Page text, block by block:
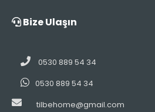
Bize Ulaşın
0530 889 54 34
0530 889 54 34
tilbehome@gmail.com